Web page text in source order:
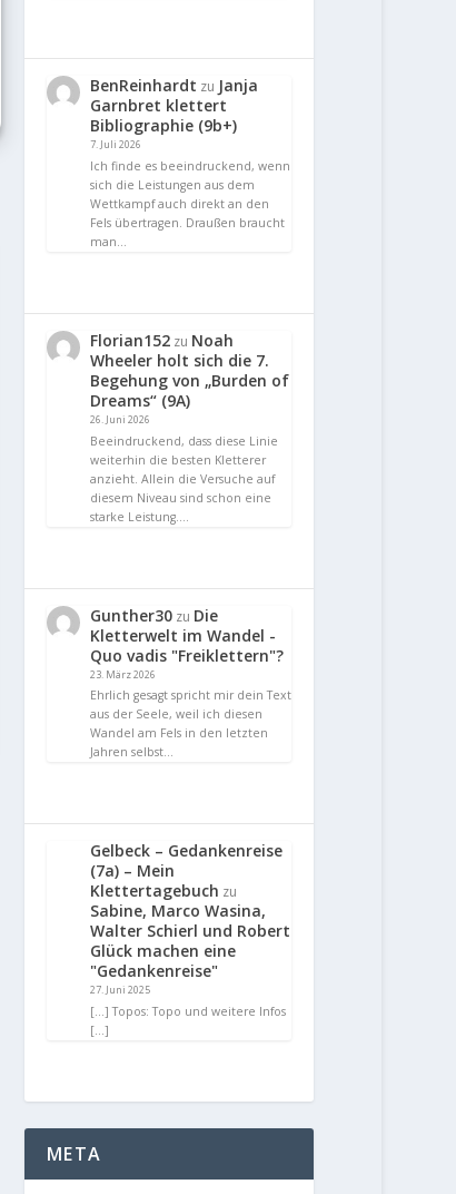
BenReinhardt zu Janja
Garnbret klettert
Bibliographie (9b+)
7. Juli 2026
Ich finde es beeindruckend, wenn
sich die Leistungen aus dem
Wettkampf auch direkt an den
Fels übertragen. Draußen braucht
man…
Florian152 zu Noah
Wheeler holt sich die 7.
Begehung von „Burden of
Dreams“ (9A)
26. Juni 2026
Beeindruckend, dass diese Linie
weiterhin die besten Kletterer
anzieht. Allein die Versuche auf
diesem Niveau sind schon eine
starke Leistung.…
Gunther30 zu Die
Kletterwelt im Wandel -
Quo vadis "Freiklettern"?
23. März 2026
Ehrlich gesagt spricht mir dein Text
aus der Seele, weil ich diesen
Wandel am Fels in den letzten
Jahren selbst…
Gelbeck – Gedankenreise
(7a) – Mein
Klettertagebuch zu
Sabine, Marco Wasina,
Walter Schierl und Robert
Glück machen eine
"Gedankenreise"
27. Juni 2025
[…] Topos: Topo und weitere Infos
[…]
META